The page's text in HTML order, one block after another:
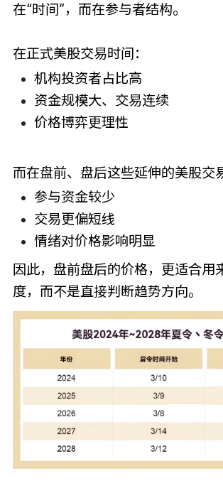
在“时间”，而在参与者结构。
在正式美股交易时间：
机构投资者占比高
资金规模大、交易连续
价格博弈更理性
而在盘前、盘后这些延伸的美股交
参与资金较少
交易更偏短线
情绪对价格影响明显
因此，盘前盘后的价格，更适合用
度，而不是直接判断趋势方向。